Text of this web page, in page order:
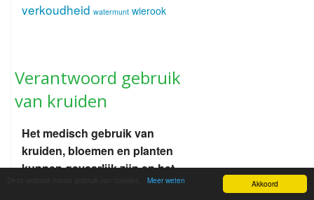
Akkoord
Meer weten
verkoudheid watermunt wierook
Verantwoord gebruik
van kruiden
Het medisch gebruik van
kruiden, bloemen en planten
kunnen gevaarlijk zijn en het
gebruik hiervan is op eigen